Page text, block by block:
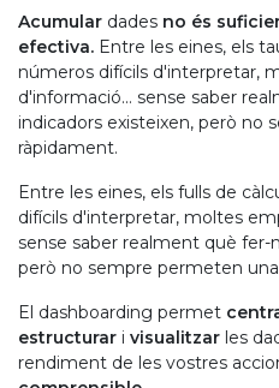
Acumular dades no és
efectiva. Entre les eines, els
números difícils d'interpretar,
d'informació... sense saber
indicadors existeixen, però no
ràpidament.
Entre les eines, els fulls de
difícils d'interpretar, moltes
sense saber realment què fer-
però no sempre permeten una
El dashboarding permet
estructurar i visualitzar les
rendiment de les vostres